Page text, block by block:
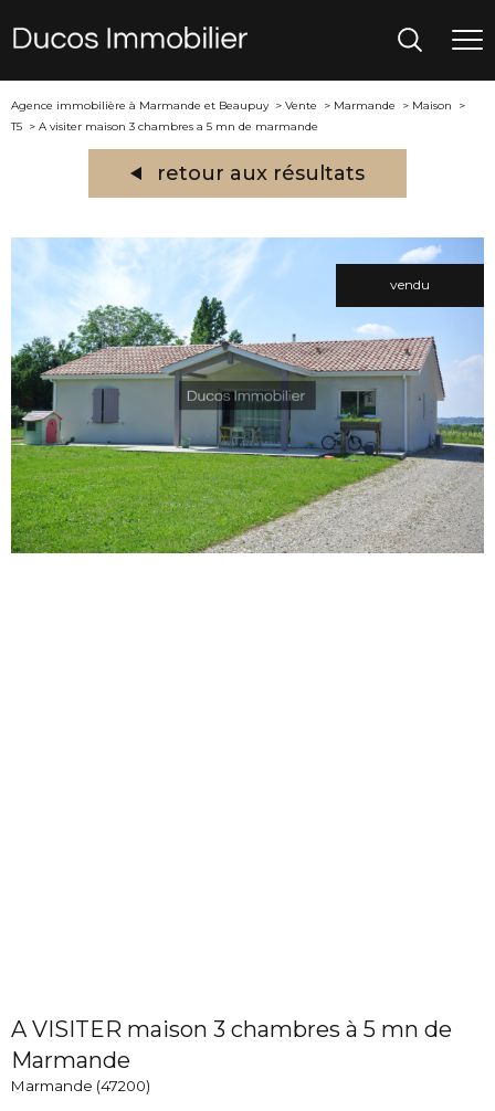
Agence immobilière à Marmande et Beaupuy Vente Marmande
Maison
T5
A visiter maison 3 chambres a 5 mn de marmande
retour aux résultats
vendu
A VISITER maison 3 chambres à 5 mn de
Marmande
Marmande (47200)